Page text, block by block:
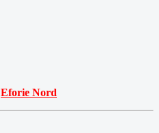
Eforie Nord